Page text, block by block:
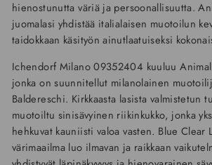
hienostunutta väriä ja persoonallisuutta.
juomalasi yhdistää italialaisen muotoilun
taidokkaan käsityön ainutlaatuiseksi
Ichendorf Milano 09352404 kuuluu Animal
jonka on suunnitellut milanolainen
Baldereschi. Kirkkaasta lasista valmistetun
muotoiltu sinisävyinen riikinkukko, jonka
hehkuvat kauniisti valoa vasten. Blue Clear
värimaailma luo ilmavan ja raikkaan